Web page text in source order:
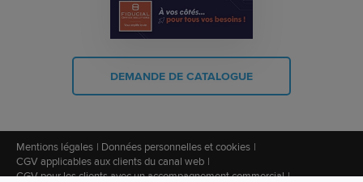
DEMANDE DE CATALOGUE
Mentions légales
Données personnelles et cookies
CGV applicables aux clients du canal web
CGV pour les clients avec un accompagnement commercial